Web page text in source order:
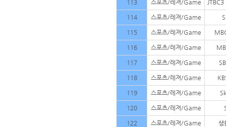
113 스포츠/레져/Game
114 스포츠/레져/Game
115 스포츠/레져/Game
116 스포츠/레져/Game
117 스포츠/레져/Game
118 스포츠/레져/Game
119 스포츠/레져/Game
120 스포츠/레져/Game
122 스포츠/레져/Game 생